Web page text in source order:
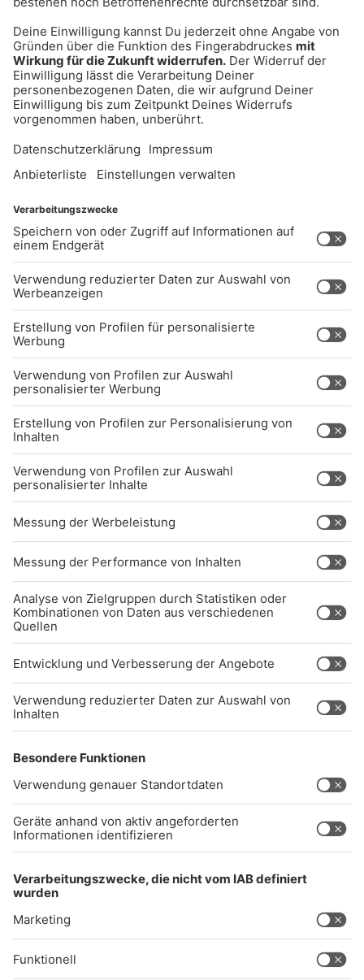
UNTERNEHMEN
Kontakt
Jobs
Sendeempfang
Über uns
BARRIEREFREIHEIT: WIR ARBEITEN DERZEIT
AKTIV DARAN, UNSERE WEBSITE
BARRIEREFREI ZU GESTALTEN - GEMÄSS D
EN ANFORDERUNGEN DES B
ARRIEREFREIHEITSSTÄRKUNGSGESETZES. W
ENN SIE AUF BARRIEREN STOSSEN ODER UN
NTAKTIEREN SIE UNS GERNE.
Studio-Hotline
(089) 38 38 38 38
info@radiogong.de
Impressum
Audiothek
Unexpected Application Error!